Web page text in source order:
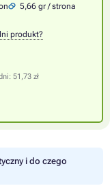
5,66 gr / strona
produkt?
51,73 zł
i do czego